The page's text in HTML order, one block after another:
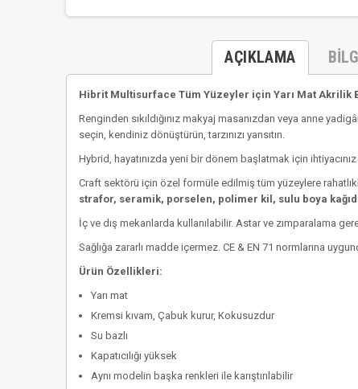
AÇIKLAMA
Hibrit Multisurface Tüm Yüzeyler için Yarı Mat Akrilik
Renginden sıkıldığınız makyaj masanızdan veya anne
seçin, kendiniz dönüştürün, tarzınızı yansıtın.
Hybrid, hayatınızda yeni bir dönem başlatmak için
Craft sektörü için özel formüle edilmiş tüm yüzeylere
strafor, seramik, porselen, polimer kil, sulu boya
İç ve dış mekanlarda kullanılabilir. Astar ve zımparalama
Sağlığa zararlı madde içermez. CE & EN 71 normlarına
Ürün Özellikleri:
Yarı mat
Kremsi kıvam, Çabuk kurur, Kokusuzdur
Su bazlı
Kapatıcılığı yüksek
Aynı modelin başka renkleri ile karıştırılabilir